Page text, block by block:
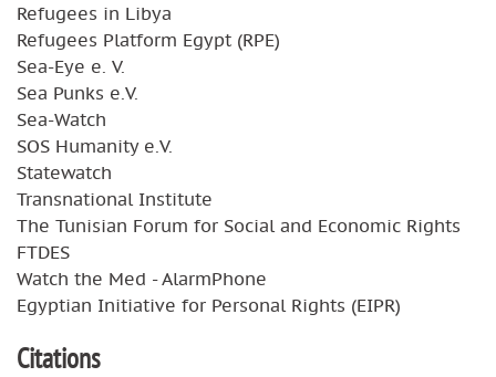
Refugees in Libya
Refugees Platform Egypt (RPE)
Sea-Eye e. V.
Sea Punks e.V.
Sea-Watch
SOS Humanity e.V.
Statewatch
Transnational Institute
The Tunisian Forum for Social and Economic Rights
FTDES
Watch the Med - AlarmPhone
Egyptian Initiative for Personal Rights (EIPR)
Citations